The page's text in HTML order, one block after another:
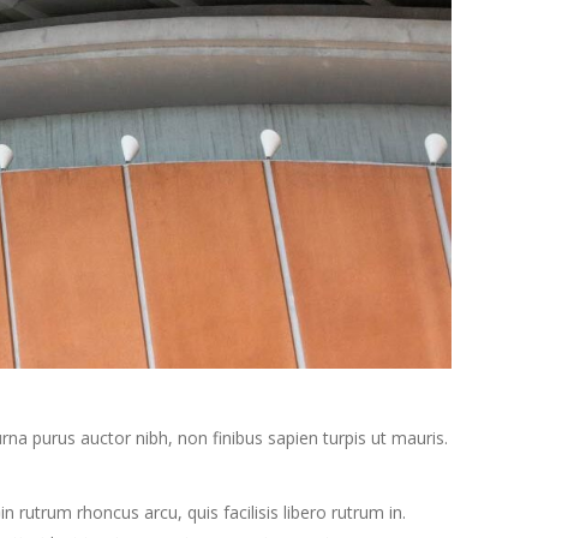
purus auctor nibh, non finibus sapien turpis ut mauris.
rutrum rhoncus arcu, quis facilisis libero rutrum in.